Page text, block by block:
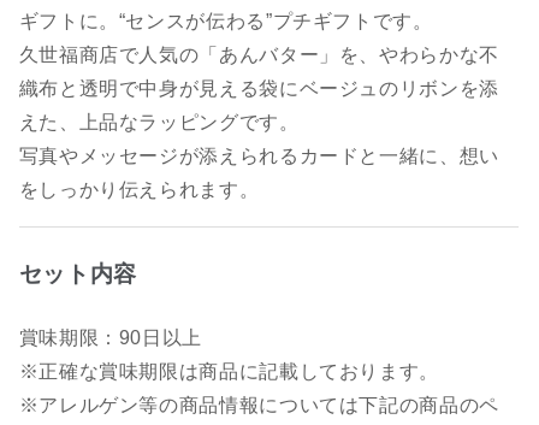
ギフトに。“センスが伝わる”プチギフトです。
久世福商店で人気の「あんバター」を、やわらかな不
織布と透明で中身が見える袋にベージュのリボンを添
えた、上品なラッピングです。
写真やメッセージが添えられるカードと一緒に、想い
をしっかり伝えられます。
セット内容
賞味期限：90日以上
※正確な賞味期限は商品に記載しております。
※アレルゲン等の商品情報については下記の商品のペ